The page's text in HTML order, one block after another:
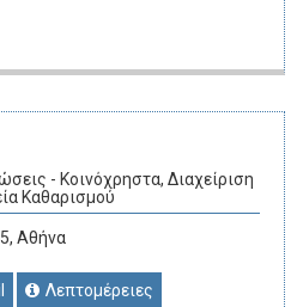
- Κοινόχρηστα, Διαχείριση
Καθαρισμού
Αθήνα
Λεπτομέρειες